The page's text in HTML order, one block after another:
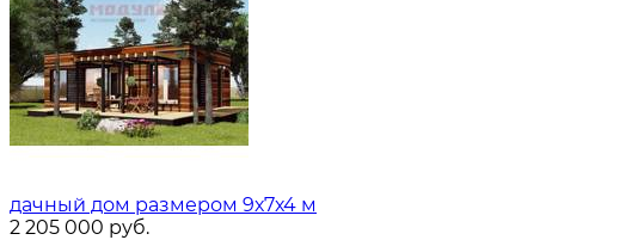
дачный дом размером 9х7х4 м
2 205 000 руб.